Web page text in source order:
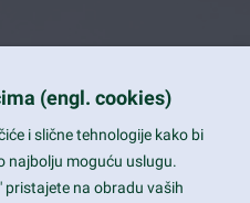
(engl. cookies)
i slične tehnologije kako bi
najbolju moguću uslugu.
pristajete na obradu vaših